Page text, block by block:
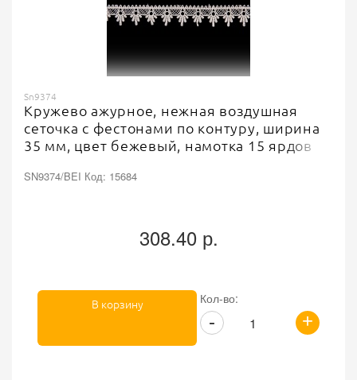
Sn9374
Кружево ажурное, нежная воздушная
сеточка с фестонами по контуру, ширина
35 мм, цвет бежевый, намотка 15 ярдов
SN9374/BEI Код: 15684
308.40 р.
Кол-во:
+
-
В корзину